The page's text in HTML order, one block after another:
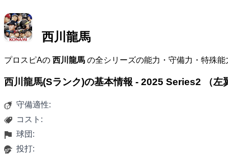
西川龍馬
プロスピAの 西川龍馬 の全シリーズの能力・守備力・特殊
西川龍馬(Sランク)の基本情報 - 2025 Series2 （左
守備適性:
コスト:
球団:
投打: